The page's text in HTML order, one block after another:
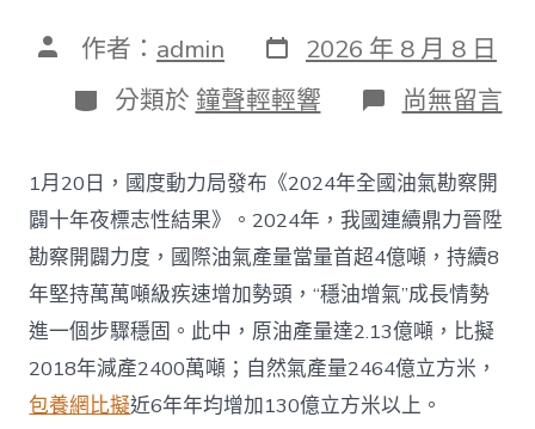
文 作者： admin 發
表
日
期
2026 年 8 月 8 日
分
類
分類於 鐘聲輕輕響 在
〈往
國
際
油
氣
查
包
養
app
產
量
當
尚無留言
1月20日，國度動力局發布《2024年全國油氣勘察開
闢十年夜標志性結果》。2024年，我國連續鼎力晉陞
勘察開闢力度，國際油氣產量當量首超4億噸，持續8
年堅持萬萬噸級疾速增加勢頭，“穩油增氣”成長情勢
進一個步驟穩固。此中，原油產量達2.13億噸，比擬
2018年減產2400萬噸；自然氣產量2464億立方米，
包養網比擬近6年年均增加130億立方米以上。